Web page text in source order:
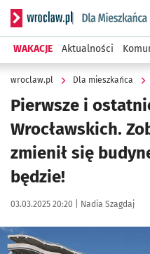
Serwis informacyjny
WAKACJE Aktualności
wroclaw.pl Dla mieszkańca
Pierwsze i
Wrocławskich.
zmienił się
będzie!
Data publikacji:
03.03.2025 20:20 | Autor:
Nadia Szagdaj
Kliknij, aby zobaczyć galerię